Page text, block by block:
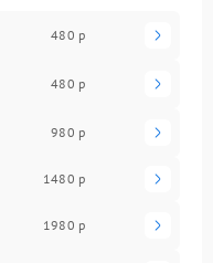
480 р
480 р
980 р
1480 р
1980 р